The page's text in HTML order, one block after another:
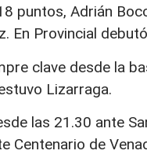
puntos, Adrián
En Provincial
clave desde la
Lizarraga.
las 21.30 ante
Centenario de